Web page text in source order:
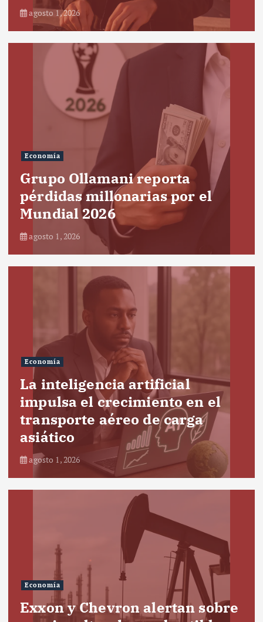
agosto 1, 2026
Economía
Grupo Ollamani reporta
pérdidas millonarias por el
Mundial 2026
agosto 1, 2026
Economía
La inteligencia artificial
impulsa el crecimiento en el
transporte aéreo de carga
asiático
agosto 1, 2026
Economía
Exxon y Chevron alertan sobre